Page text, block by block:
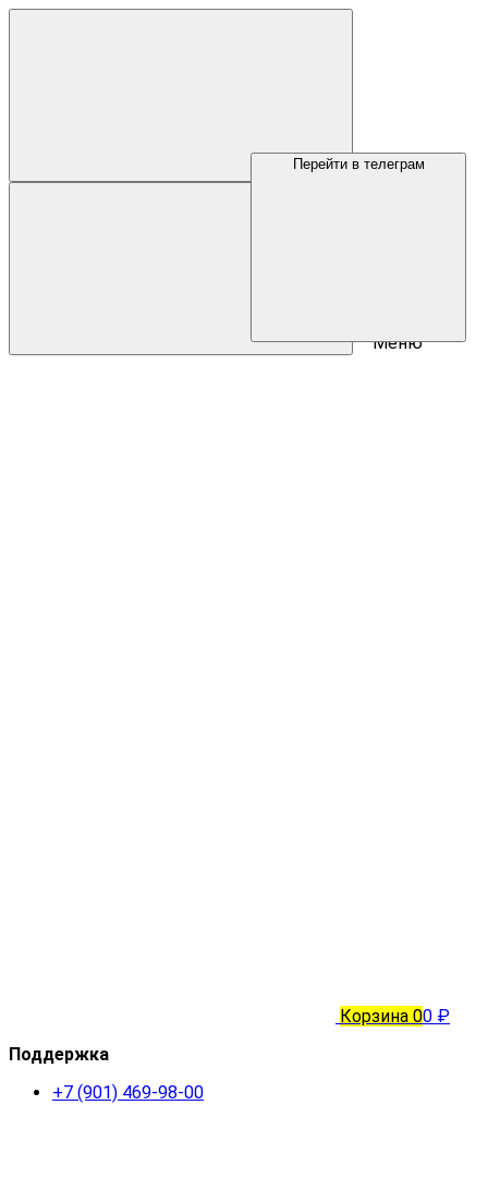
Меню
Корзина 00 ₽
Поддержка
+7 (901) 469-98-00